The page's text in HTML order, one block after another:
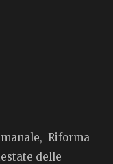
Riforma
delle